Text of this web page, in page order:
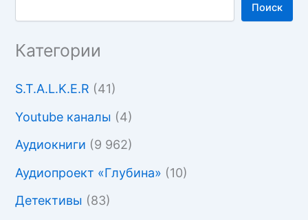
Поиск
Категории
S.T.A.L.K.E.R (41)
Youtube каналы (4)
Аудиокниги (9 962)
Аудиопроект «Глубина» (10)
Детективы (83)